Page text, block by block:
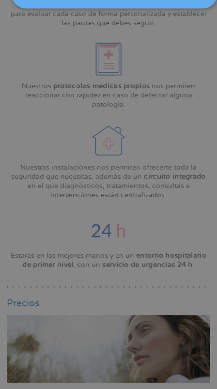
Un
para evaluar cada caso de forma personalizada y establecer
las pautas que debes seguir.
Nuestros protocolos médicos propios nos permiten
reaccionar con rapidez en caso de detectar alguna
patología.
Nuestras instalaciones nos permiten ofrecerte toda la
seguridad que necesitas, además de un circuito integrado
en el que diagnósticos, tratamientos, consultas e
intervenciones están centralizados.
Estarás en las mejores manos y en un entorno hospitalario
de primer nivel, con un servicio de urgencias 24 h.
Precios